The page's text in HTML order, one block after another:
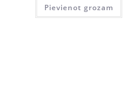
Pievienot grozam